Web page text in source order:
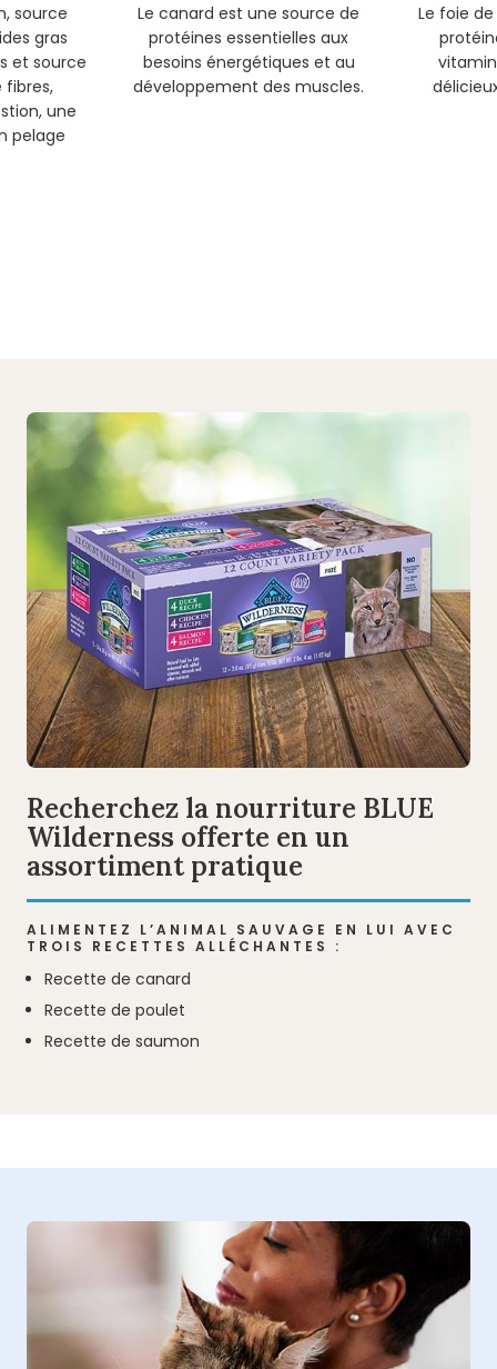
source
gras
et source
une
pelage
Le canard est une source de
protéines essentielles aux
besoins énergétiques et au
développement des muscles.
Le foie
Recherchez la nourriture BLUE
Wilderness offerte en un
assortiment pratique
ALIMENTEZ L’ANIMAL SAUVAGE EN LUI AVEC
TROIS RECETTES ALLÉCHANTES :
Recette de canard
Recette de poulet
Recette de saumon